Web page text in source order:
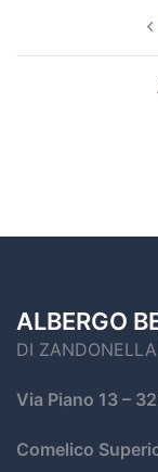
ALBERGO
DI
Via Piano 13 –
Comelico